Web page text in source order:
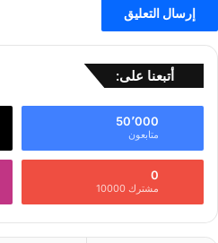
أتبعنا على:
50٬000
متابعون
0
مشترك 10000